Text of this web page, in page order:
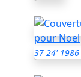
37 24' 1986